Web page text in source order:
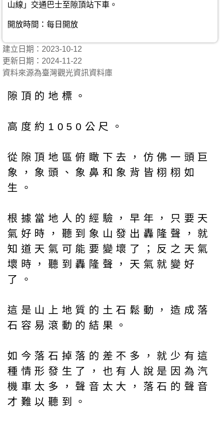
山線」交通巴士至隙頂站下車。
開放時間：每日開放
建立日期：2023-10-12
更新日期：2024-11-22
資料來源為臺灣觀光資訊資料庫
隙頂的地標。
高度約1050公尺。
從隙頂地區俯瞰下去，仿佛一頭巨
象，象頭、象鼻和象背皆栩栩如
生。
根據當地人的經驗，早年，只要天
氣好時，聽到象山發出轟隆聲，就
知道天氣可能要變壞了；反之天氣
壞時，聽到轟隆聲，天氣就變好
了。
這是山上地質的土石鬆動，造成落
石容易滾動的結果。
如今落石掉落的差不多，就少有這
種情形發生了，也有人說是因為汽
機車太多，聲音太大，落石的聲音
才難以聽到。